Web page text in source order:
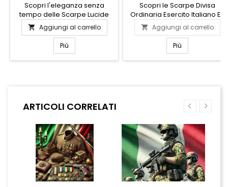
Scopri l'eleganza senza
tempo delle Scarpe Lucide
Nere in Vernice. Perfette per
ogni occasione formale,
queste scarpe combinano
stile e comfort in un design
raffinato. La finitura lucida in
confortevole. Ideali per chi
discrezione, queste...
 Aggiungi al carrello
Più
Scopri le Scarpe Divisa
Ordinaria Esercito Italiano EI,
un simbolo di qualità e
resistenza. Progettate per
garantire comfort e durata,
queste scarpe sono ideali
per chi cerca affidabilità in
offrono un design classico e
affrontare qualsiasi sfida
 Aggiungi al carrello
Più
ARTICOLI CORRELATI